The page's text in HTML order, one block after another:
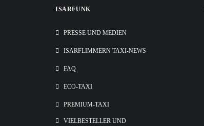
ISARFUNK
PRESSE UND MEDIEN
ISARFLIMMERN TAXI-NEWS
FAQ
ECO-TAXI
PREMIUM-TAXI
VIELBESTELLER UND